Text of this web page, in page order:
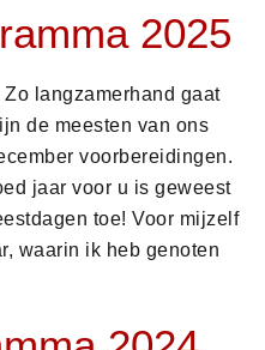
2025
langzamerhand gaat
de meesten van ons
voorbereidingen.
jaar voor u is geweest
toe! Voor mijzelf
waarin ik heb genoten